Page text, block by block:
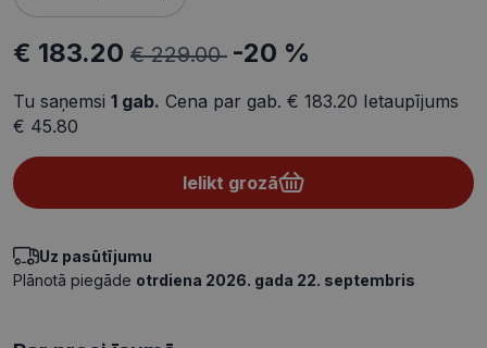
€ 183.20 € 229.00 -20 %
Tu saņemsi 1 gab. Cena par gab. € 183.20 Ietaupījums
€ 45.80
Ielikt grozā
Uz pasūtījumu
Plānotā piegāde otrdiena 2026. gada 22. septembris